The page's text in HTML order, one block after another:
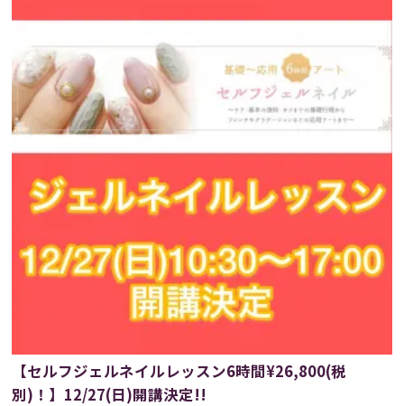
【セルフジェルネイルレッスン6時間¥26,800(税
別)！】12/27(日)開講決定!!